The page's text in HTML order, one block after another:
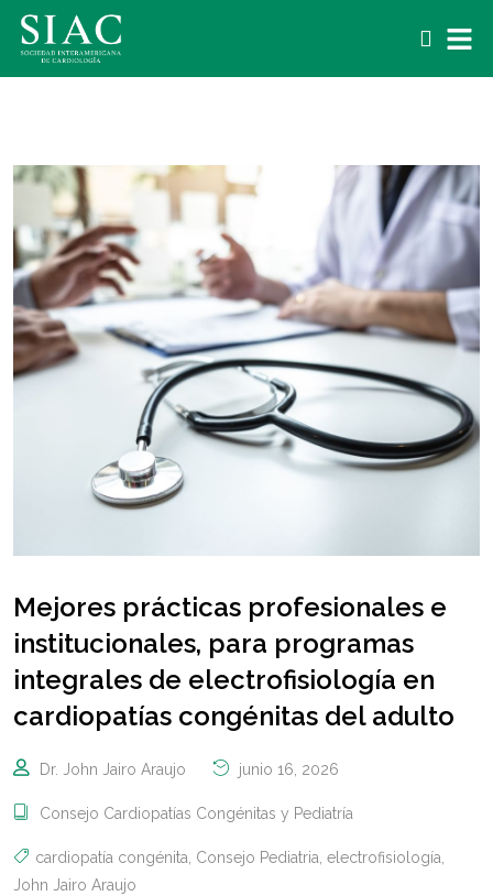
Mejores prácticas profesionales e
institucionales, para programas
integrales de electrofisiología en
cardiopatías congénitas del adulto
Dr. John Jairo Araujo junio 16, 2026
Consejo Cardiopatías Congénitas y Pediatría
cardiopatía congénita, Consejo Pediatria, electrofisiología,
John Jairo Araujo